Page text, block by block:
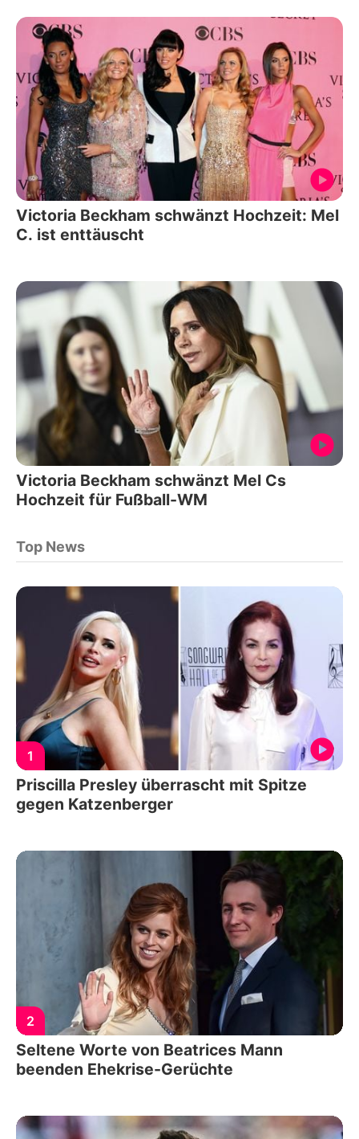
Victoria Beckham schwänzt Hochzeit: Mel
C. ist enttäuscht
Victoria Beckham schwänzt Mel Cs
Hochzeit für Fußball-WM
Top News
1
Priscilla Presley überrascht mit Spitze
gegen Katzenberger
2
Seltene Worte von Beatrices Mann
beenden Ehekrise-Gerüchte